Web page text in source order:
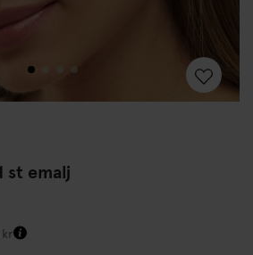
st emalj